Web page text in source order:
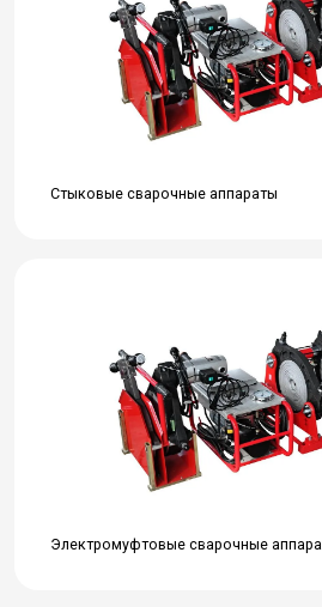
Стыковые сварочные аппараты
Электромуфтовые сварочные